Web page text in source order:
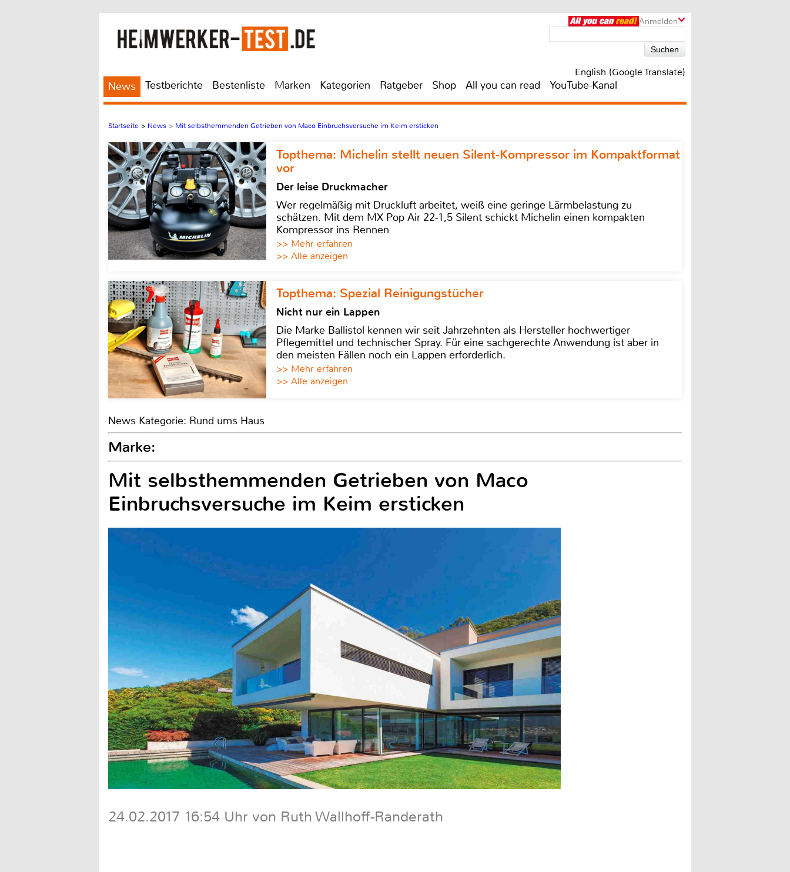
Anmelden
English (Google Translate)
News Testberichte Bestenliste Marken Kategorien Ratgeber Shop All you can read YouTube-Kanal
Startseite > News > Mit selbsthemmenden Getrieben von Maco Einbruchsversuche im Keim ersticken
Topthema: Michelin stellt neuen Silent-Kompressor im Kompaktformat
vor
Der leise Druckmacher
Wer regelmäßig mit Druckluft arbeitet, weiß eine geringe Lärmbelastung zu
schätzen. Mit dem MX Pop Air 22-1,5 Silent schickt Michelin einen kompakten
Kompressor ins Rennen
>> Mehr erfahren
>> Alle anzeigen
Topthema: Spezial Reinigungstücher
Nicht nur ein Lappen
Die Marke Ballistol kennen wir seit Jahrzehnten als Hersteller hochwertiger
Pflegemittel und technischer Spray. Für eine sachgerechte Anwendung ist aber in
den meisten Fällen noch ein Lappen erforderlich.
>> Mehr erfahren
>> Alle anzeigen
News Kategorie: Rund ums Haus
Marke:
Mit selbsthemmenden Getrieben von Maco
Einbruchsversuche im Keim ersticken
24.02.2017 16:54 Uhr von Ruth Wallhoff-Randerath